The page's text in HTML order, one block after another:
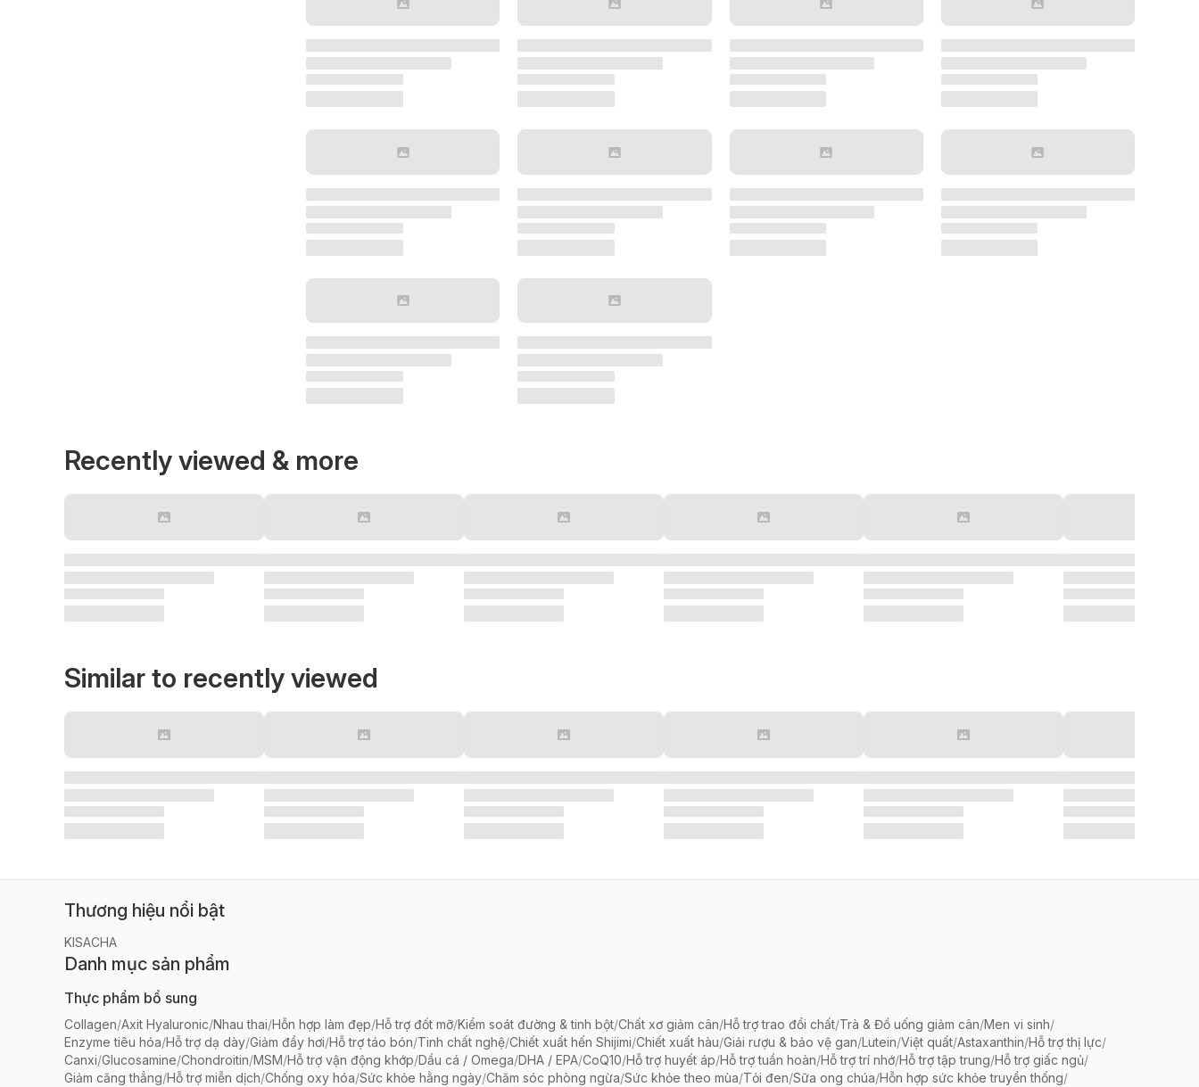
Recently viewed & more
Similar to recently viewed
Thương hiệu nổi bật
KISACHA
Danh mục sản phẩm
Thực phẩm bổ sung
Collagen/Axit Hyaluronic/Nhau thai/Hỗn hợp làm đẹp/Hỗ trợ đốt mỡ/Kiểm soát đường & tinh bột/Chất xơ giảm cân/Hỗ trợ trao đổi chất/Trà & Đồ uống giảm cân/Men vi sinh/
Enzyme tiêu hóa/Hỗ trợ dạ dày/Giảm đầy hơi/Hỗ trợ táo bón/Tinh chất nghệ/Chiết xuất hến Shijimi/Chiết xuất hàu/Giải rượu & bảo vệ gan/Lutein/Việt quất/Astaxanthin/Hỗ trợ thị lực/
Canxi/Glucosamine/Chondroitin/MSM/Hỗ trợ vận động khớp/Dầu cá / Omega/DHA / EPA/CoQ10/Hỗ trợ huyết áp/Hỗ trợ tuần hoàn/Hỗ trợ trí nhớ/Hỗ trợ tập trung/Hỗ trợ giấc ngủ/
Giảm căng thẳng/Hỗ trợ miễn dịch/Chống oxy hóa/Sức khỏe hằng ngày/Chăm sóc phòng ngừa/Sức khỏe theo mùa/Tỏi đen/Sữa ong chúa/Hỗn hợp sức khỏe truyền thống/